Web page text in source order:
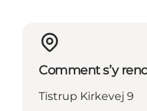
Comment s’y
Tistrup Kirkevej 9